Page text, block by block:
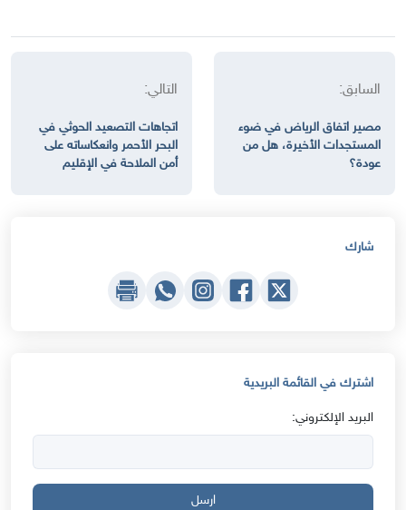
السابق:
مصير اتفاق الرياض في ضوء
المستجدات الأخيرة، هل من
عودة؟
التالي:
اتجاهات التصعيد الحوثي في
البحر الأحمر وانعكاساته على
أمن الملاحة في الإقليم
شارك
اشترك في القائمة البريدية
البريد الإلكتروني:
ارسل